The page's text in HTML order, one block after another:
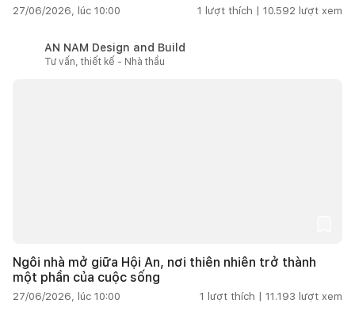
27/06/2026, lúc 10:00 1 lượt thích | 10.592 lượt xem
AN NAM Design and Build
Tư vấn, thiết kế - Nhà thầu
Ngôi nhà mở giữa Hội An, nơi thiên nhiên trở thành
một phần của cuộc sống
27/06/2026, lúc 10:00 1 lượt thích | 11.193 lượt xem